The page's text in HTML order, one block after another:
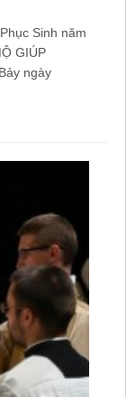
Sinh năm
GIÚP
ngày